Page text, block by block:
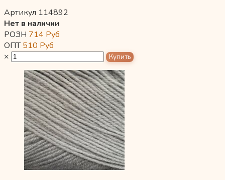
Артикул 114892
Нет в наличии
РОЗН 714 Руб
ОПТ510 Руб
×